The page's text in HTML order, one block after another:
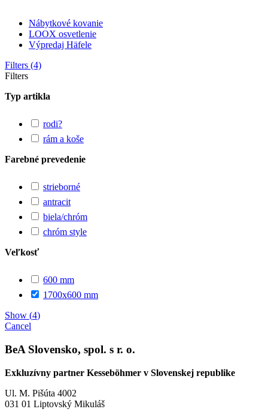
Nábytkové kovanie
LOOX osvetlenie
Výpredaj Häfele
Filters (4)
Filters
Typ artikla
rodi?
rám a koše
Farebné prevedenie
strieborné
antracit
biela/chróm
chróm style
Veľkosť
600 mm
1700x600 mm
Show (4)
Cancel
BeA Slovensko, spol. s r. o.
Exkluzívny partner Kesseböhmer v Slovenskej republike
Ul. M. Pišúta 4002
031 01 Liptovský Mikuláš